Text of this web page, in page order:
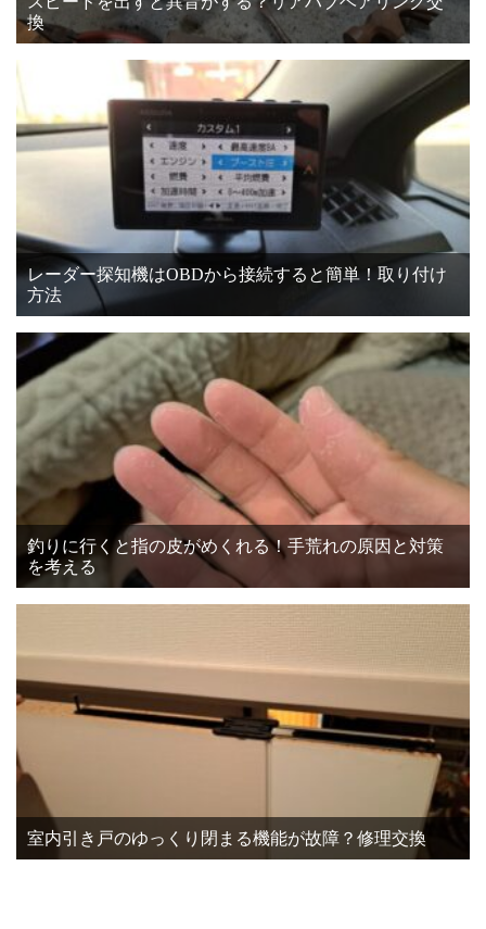
換
レーダー探知機はOBDから接続すると簡単！取り付け
方法
釣りに行くと指の皮がめくれる！手荒れの原因と対策
を考える
室内引き戸のゆっくり閉まる機能が故障？修理交換